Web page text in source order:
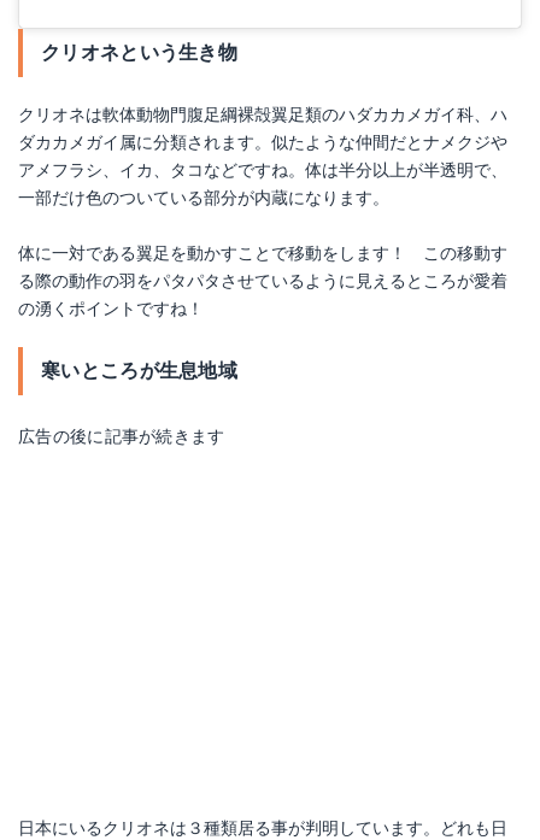
クリオネという生き物
クリオネは軟体動物門腹足綱裸殻翼足類のハダカカメガイ科、ハ
ダカカメガイ属に分類されます。似たような仲間だとナメクジや
アメフラシ、イカ、タコなどですね。体は半分以上が半透明で、
一部だけ色のついている部分が内蔵になります。
体に一対である翼足を動かすことで移動をします！ この移動す
る際の動作の羽をパタパタさせているように見えるところが愛着
の湧くポイントですね！
寒いところが生息地域
広告の後に記事が続きます
日本にいるクリオネは３種類居る事が判明しています。どれも日